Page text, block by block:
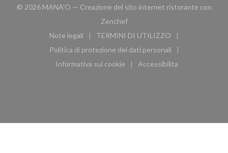
© 2026 MANA'O — Creazione del sito internet ristorante con
Zenchef((apre una nuova finestra))
Note legali
((apre una nuova finestra))
TERMINI DI UTILIZZO
((apre una nuova finestra))
Politica di protezione dei dati personali
((apre una nuova finestra))
Informativa sui cookie
((apre una nuova finestra))
Accessibilita